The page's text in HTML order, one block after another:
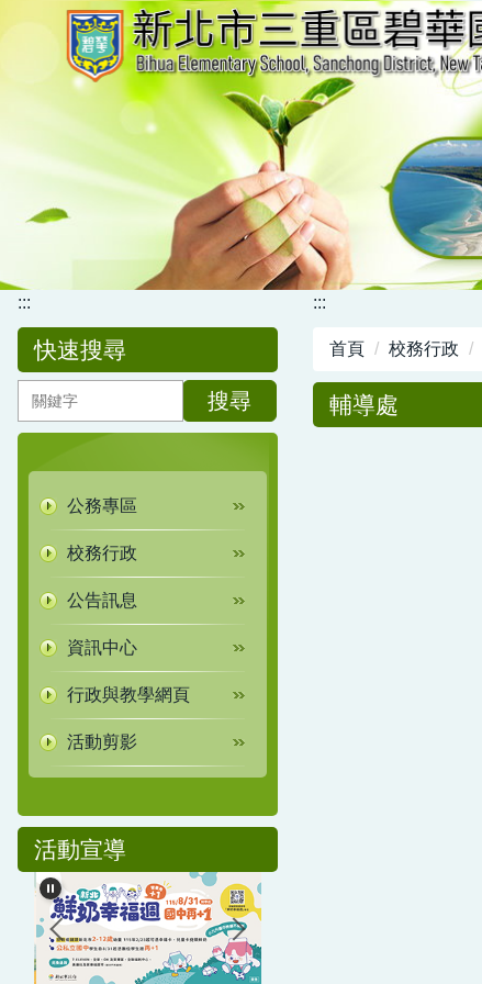
:::
快速搜尋
搜尋
公務專區
校務行政
公告訊息
資訊中心
行政與教學網頁
活動剪影
活動宣導
:::
首頁 校務行政
輔導處